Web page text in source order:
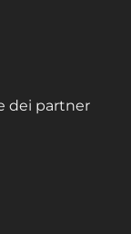
dei partner